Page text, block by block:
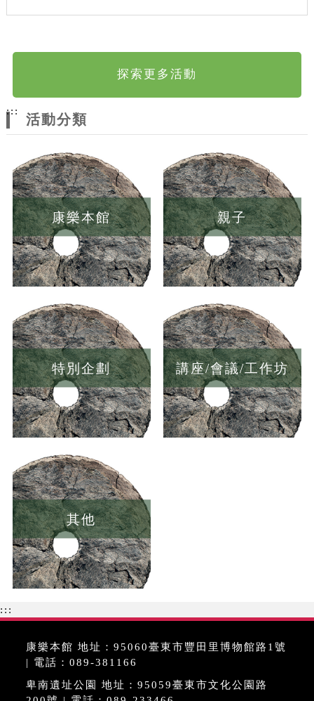
探索更多活動
:::
活動分類
康樂本館 親子
特別企劃 講座/會議/工作坊
其他
:::
康樂本館 地址：95060臺東市豐田里博物館路1號
| 電話：089-381166
卑南遺址公園 地址：95059臺東市文化公園路